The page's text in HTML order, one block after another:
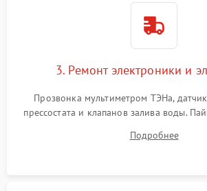
3. Ремонт электроники и
Прозвонка мультиметром ТЭНа,
прессостата и клапанов залива воды.
Восстановление целостности
Подробнее